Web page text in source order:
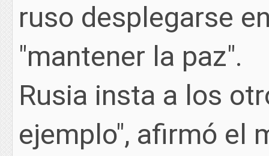
ruso desplegarse
"mantener la paz".
Rusia insta a los
ejemplo", afirmó el